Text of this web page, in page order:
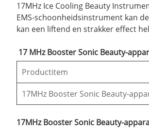
17MHz Ice Cooling Beauty
EMS-schoonheidsinstrument kan
kan een liftend en strakker effect
17 MHz Booster Sonic Beauty-
Productitem
17MHz Booster Sonic Beauty-
17MHz Booster Sonic Beauty-